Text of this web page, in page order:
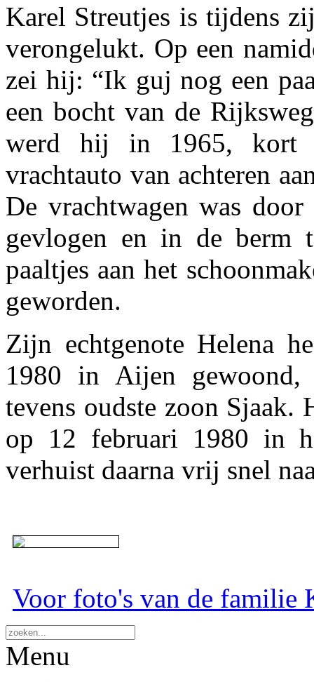
Karel Streutjes is tijdens
verongelukt. Op een
zei hij: “Ik guj nog een
een bocht van de
werd hij in 1965, kort
vrachtauto van achteren
De vrachtwagen was
gevlogen en in de berm
paaltjes aan het
geworden.
Zijn echtgenote Helena
1980 in Aijen gewoond,
tevens oudste zoon
op 12 februari 1980 in
verhuist daarna vrij snel
Voor foto's van de familie
Menu